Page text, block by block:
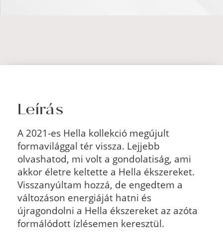
Leírás
A 2021-es Hella kollekció megújult
formavilággal tér vissza. Lejjebb
olvashatod, mi volt a gondolatiság, ami
akkor életre keltette a Hella ékszereket.
Visszanyúltam hozzá, de engedtem a
változáson energiáját hatni és
újragondolni a Hella ékszereket az azóta
formálódott ízlésemen keresztül.